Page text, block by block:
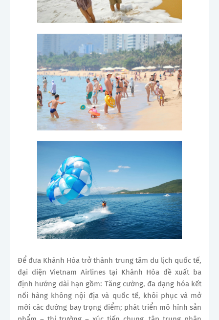
Để đưa Khánh Hòa trở thành trung tâm du lịch quốc tế,
đại diện Vietnam Airlines tại Khánh Hòa đề xuất ba
định hướng dài hạn gồm: Tăng cường, đa dạng hóa kết
nối hàng không nội địa và quốc tế, khôi phục và mở
mới các đường bay trọng điểm; phát triển mô hình sản